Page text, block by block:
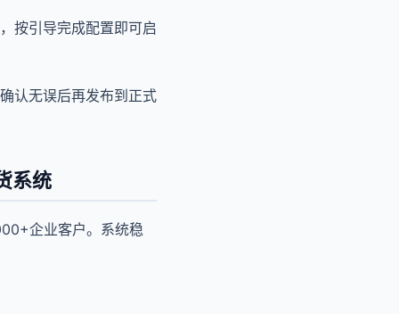
按引导完成配置即可启
认无误后再发布到正式
系统
企业客户。系统稳